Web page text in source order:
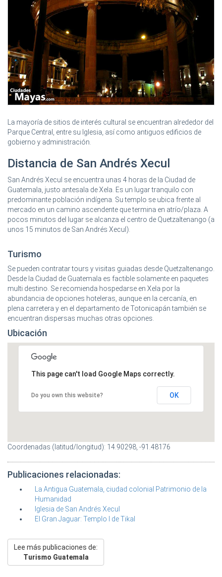
La mayoría de sitios de interés cultural se encuentran alrededor del
Parque Central, entre su Iglesia, así como antiguos edificios de
gobierno y administración.
Distancia de San Andrés Xecul
San Andrés Xecul se encuentra unas 4 horas de la Ciudad de
Guatemala, justo antesala de Xela. Es un lugar tranquilo con
predominante población indígena. Su templo se ubica frente al
mercado en un camino ascendente que termina en atrío/plaza. A
pocos minutos del lugar se alcanza el centro de Quetzaltenango (a
unos 15 minutos de San Andrés Xecul).
Turismo
Se pueden contratar tours y visitas guiadas desde Quetzaltenango.
Desde la Ciudad de Guatemala es factible solamente en paquetes
multi destino. Se recomienda hospedarse en Xela por la
abundancia de opciones hoteleras, aunque en la cercanía, en
plena carretera y en el departamento de Totonicapán también se
encuentran dispersas muchas otras opciones.
Ubicación
This page can't load Google Maps correctly.
Do you own this website? OK
Coordenadas (latitud/longitud): 14.90298, -91.48176
Publicaciones relacionadas:
La Antigua Guatemala, ciudad colonial Patrimonio de la
Humanidad
Iglesia de San Andrés Xecul
El Gran Jaguar: Templo I de Tikal
Lee más publicaciones de:
Turismo Guatemala